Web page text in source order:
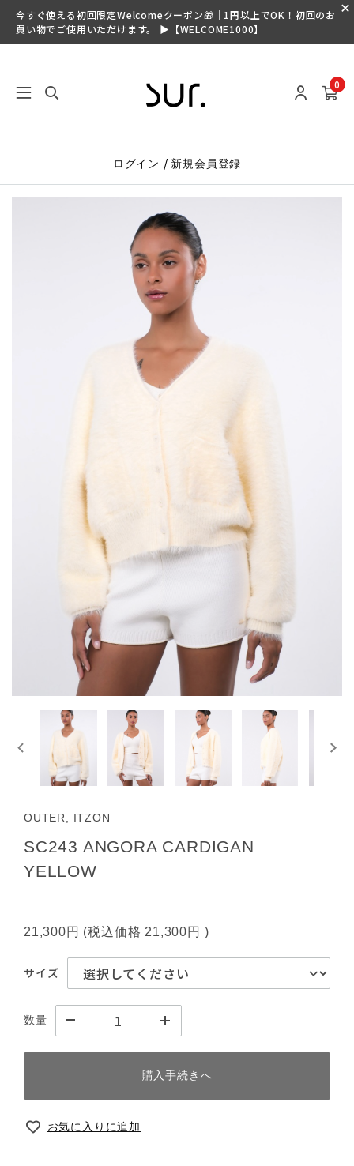
今すぐ使える初回限定Welcomeクーポン🎁｜1円以上でOK！初回のお
買い物でご使用いただけます。 ▶【WELCOME1000】
0
ログイン / 新規会員登録
OUTER, ITZON
SC243 ANGORA CARDIGAN
YELLOW
21,300円 (税込価格 21,300円 )
サイズ
数量
購入手続きへ
お気に入りに追加